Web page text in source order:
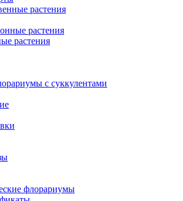
растения
растения
растения
с суккулентами
флорариумы